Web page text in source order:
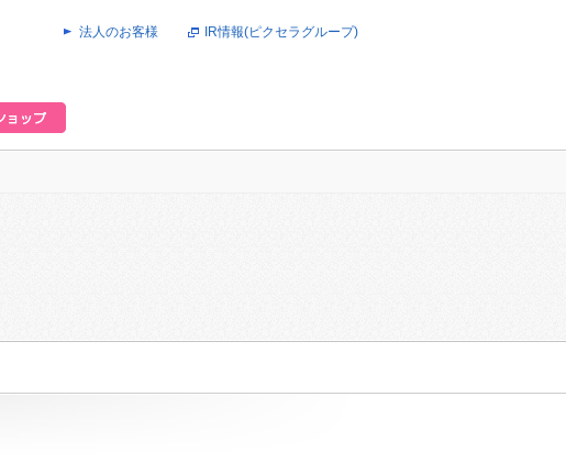
法人のお客様 IR情報(ピクセラグループ)